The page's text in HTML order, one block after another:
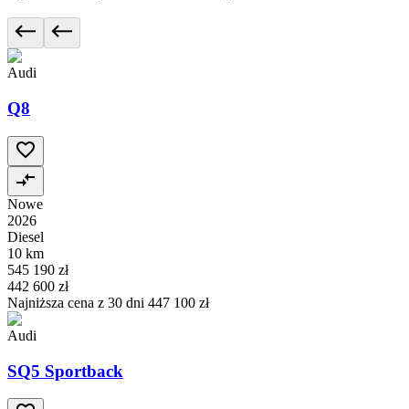
Audi
Q8
Nowe
2026
Diesel
10 km
545 190 zł
442 600 zł
Najniższa cena z 30 dni 447 100 zł
Audi
SQ5 Sportback